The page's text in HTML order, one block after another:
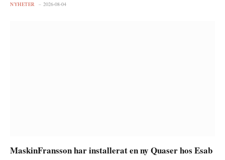
NYHETER 2026-08-04
MaskinFransson har installerat en ny Quaser hos Esab